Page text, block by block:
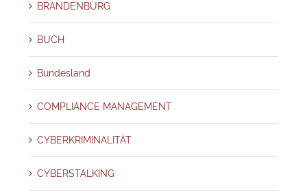
BRANDENBURG
BUCH
Bundesland
COMPLIANCE MANAGEMENT
CYBERKRIMINALITÄT
CYBERSTALKING